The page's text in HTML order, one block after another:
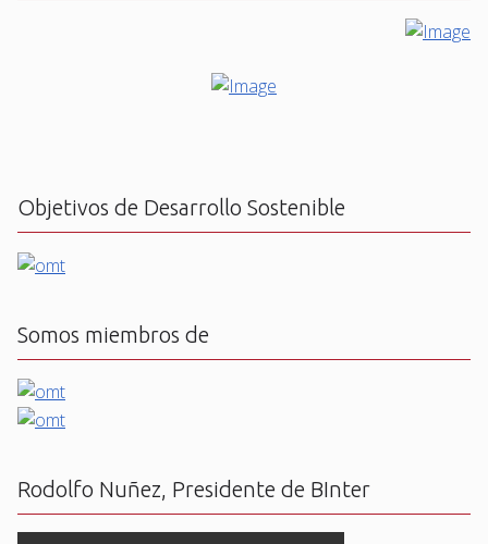
Objetivos de Desarrollo Sostenible
Somos miembros de
Rodolfo Nuñez, Presidente de BInter